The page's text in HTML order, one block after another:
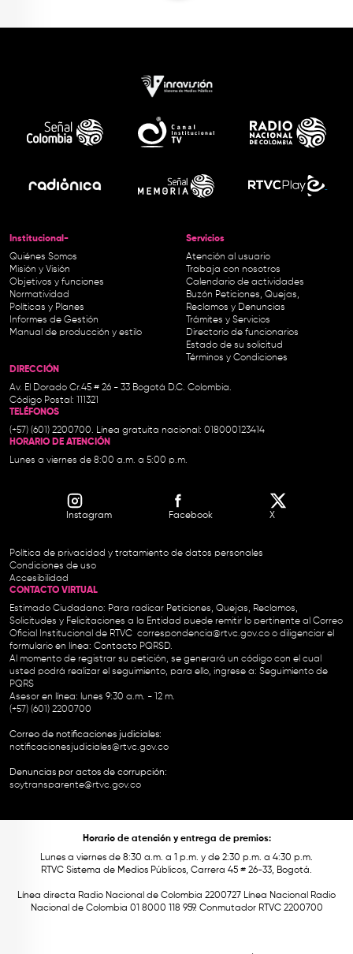
Institucional-
Quiénes Somos
Misión y Visión
Objetivos y funciones
Normatividad
Políticas y Planes
Informes de Gestión
Manual de producción y estilo
Servicios
Atención al usuario
Trabaja con nosotros
Calendario de actividades
Buzón Peticiones, Quejas,
Reclamos y Denuncias
Trámites y Servicios
Directorio de funcionarios
Estado de su solicitud
Términos y Condiciones
DIRECCIÓN
Av. El Dorado Cr.45 # 26 - 33 Bogotá D.C. Colombia.
Código Postal: 111321
TELÉFONOS
(+57) (601) 2200700. Línea gratuita nacional: 018000123414
HORARIO DE ATENCIÓN
Lunes a viernes de 8:00 a.m. a 5:00 p.m.
Instagram Facebook X
Política de privacidad y tratamiento de datos personales
Condiciones de uso
Accesibilidad
CONTACTO VIRTUAL
Estimado Ciudadano: Para radicar Peticiones, Quejas, Reclamos,
Solicitudes y Felicitaciones a la Entidad puede remitir lo pertinente al Correo
Oficial Institucional de RTVC correspondencia@rtvc.gov.co o diligenciar el
formulario en línea: Contacto PQRSD.
Al momento de registrar su petición, se generará un código con el cual
usted podrá realizar el seguimiento, para ello, ingrese a: Seguimiento de
PQRS
Asesor en línea: lunes 9:30 a.m. - 12 m.
(+57) (601) 2200700
Correo de notificaciones judiciales:
notificacionesjudiciales@rtvc.gov.co
Denuncias por actos de corrupción:
soytransparente@rtvc.gov.co
Horario de atención y entrega de premios:
Lunes a viernes de 8:30 a.m. a 1 p.m. y de 2:30 p.m. a 4:30 p.m.
RTVC Sistema de Medios Públicos, Carrera 45 # 26-33, Bogotá.
Línea directa Radio Nacional de Colombia 2200727 Línea Nacional Radio
Nacional de Colombia 01 8000 118 959. Conmutador RTVC 2200700